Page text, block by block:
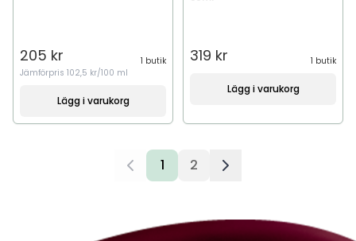
205 kr
1 butik
Jämförpris 102,5 kr/100 ml
Lägg i varukorg
319 kr 1 butik
Lägg i varukorg
1 2